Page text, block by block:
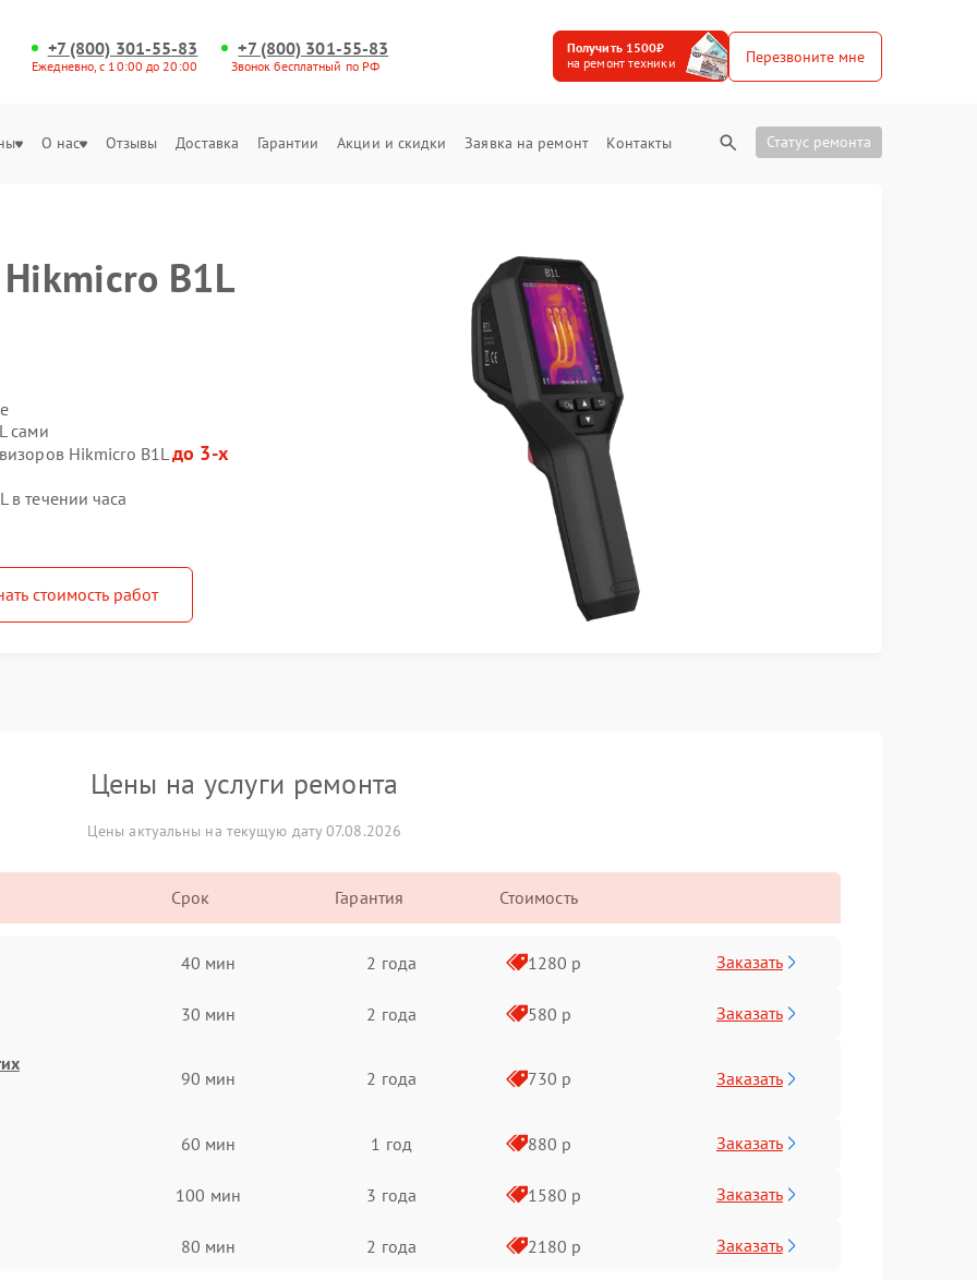
+7 (800) 301-55-83
Ежедневно, с 10:00 до 20:00
+7 (800) 301-55-83
Звонок бесплатный по РФ
Получить 1500₽
на ремонт техники
Перезвоните мне
О нас Отзывы Доставка Гарантии Акции и скидки Заявка на ремонт Контакты Статус ремонта
B1L
сами
Hikmicro B1Lдо 3-х
течении часа
стоимость работ
Цены на услуги ремонта
Цены актуальны на текущую дату 07.08.2026
Срок Гарантия Стоимость
40 мин 2 года 1280 р Заказать
30 мин 2 года 580 р Заказать
90 мин 2 года 730 р Заказать
60 мин 1 год 880 р Заказать
100 мин 3 года 1580 р Заказать
80 мин 2 года 2180 р Заказать